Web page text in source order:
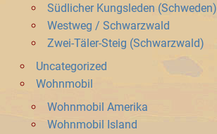
Südlicher Kungsleden (Schweden)
Westweg / Schwarzwald
Zwei-Täler-Steig (Schwarzwald)
Uncategorized
Wohnmobil
Wohnmobil Amerika
Wohnmobil Island